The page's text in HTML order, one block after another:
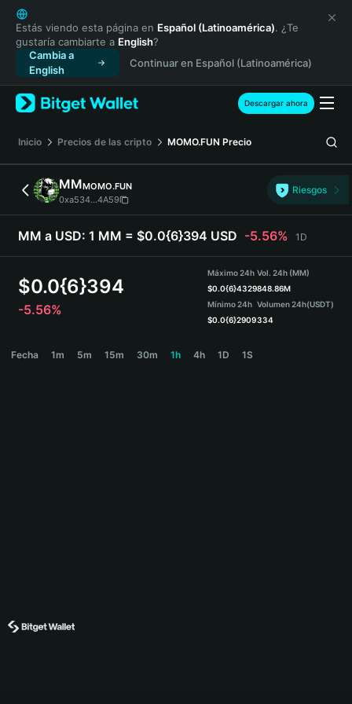
English
日本語
Tiếng Việt
Русский
Español (Latinoamérica)
Türkçe
Français
Deutsch
简体中文
繁體中文
Português (Portugal)
Bahasa Indonesia
ภาษาไทย
Español
Español (Argentina)
Estás viendo esta página en Español (Latinoamérica). ¿Te
gustaría cambiarte a English?
Cambia a
English
Continuar en Español (Latinoamérica)
Descargar ahora
Inicio Precios de las cripto MOMO.FUN Precio
MMMOMO.FUN
0xa534...4A59
Riesgos
MM a USD: 1 MM = $0.0{6}394 USD -5.56% 1D
$0.0{6}394
-5.56%
Máximo 24h
$0.0{6}4329
Mínimo 24h
$0.0{6}2909
Vol. 24h (MM)
848.86M
Volumen 24h(USDT)
334
Fecha 1m 5m 15m 30m 1h 4h 1D 1S